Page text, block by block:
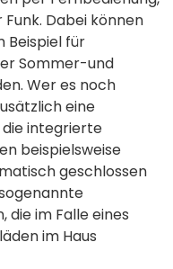
Dabei können
Beispiel für
Sommer-und
Wer es noch
eine
integrierte
beispielsweise
geschlossen
die im Falle eines
im Haus